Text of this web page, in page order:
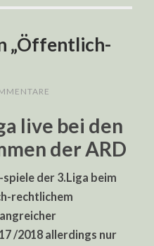
„Öffentlich-
live bei den
der ARD
spiele der 3.Liga beim
rechtlichem
/2018 allerdings nur